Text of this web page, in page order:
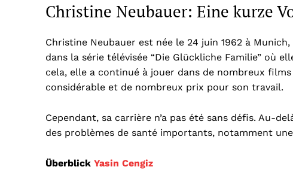
Christine Neubauer: Eine kurze
Christine Neubauer est née le 24 juin 1962 à
dans la série télévisée “Die Glückliche Familie” où
cela, elle a continué à jouer dans de nombreux
considérable et de nombreux prix pour son travail.
Cependant, sa carrière n’a pas été sans défis. Au-
des problèmes de santé importants, notamment
Überblick Yasin Cengiz